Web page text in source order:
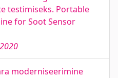
testimiseks. Portable
for Soot Sensor
moderniseerimine